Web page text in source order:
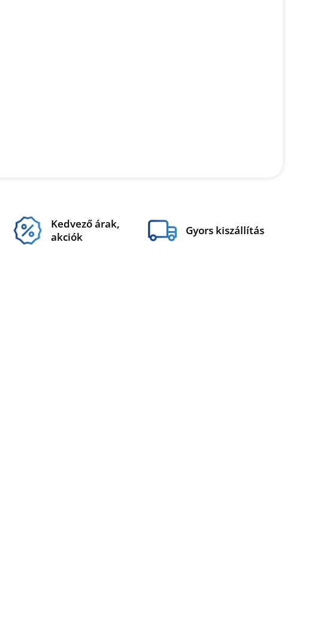
Kedvező árak,
akciók
Gyors kiszállítás